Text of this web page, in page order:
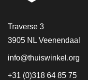
Contact
Traverse 3
3905 NL Veenendaal
info@thuiswinkel.org
+31 (0)318 64 85 75